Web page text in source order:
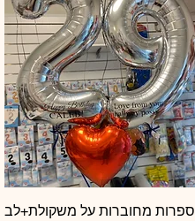
תצוגה מהירה
ספרות מחוברות על משקולת+לב